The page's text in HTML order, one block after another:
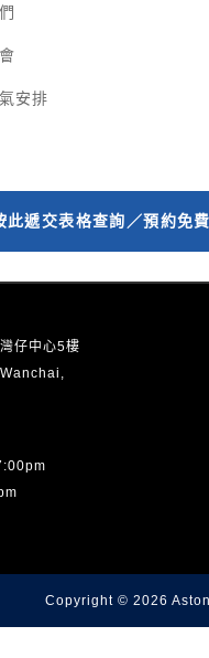
安排
此遞交表格查詢／預約免
仔中心5樓
Copyright © 2026